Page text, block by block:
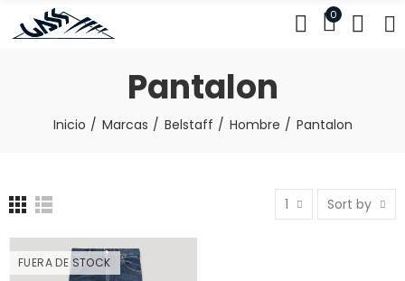
0
Pantalon
Inicio Marcas Belstaff Hombre Pantalon
1 Sort by
FUERA DE STOCK